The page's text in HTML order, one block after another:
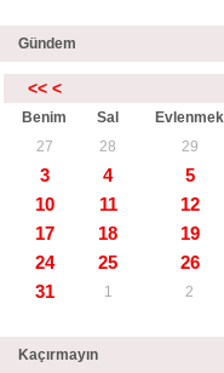
Gündem
<< <
Benim Sal Evlenmek
27
28 29
3
4 5
10
11 12
17
18 19
24
25 26
31
1 2
Kaçırmayın